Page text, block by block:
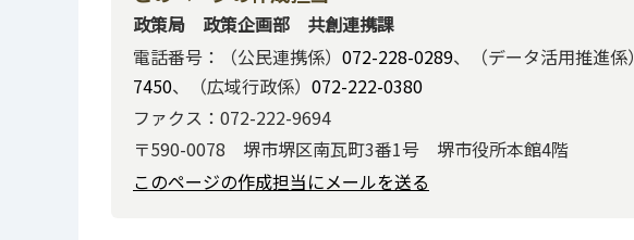
政策局 政策企画部 共創連携課
電話番号：（公民連携係） 072-228-0289、（データ活用推進係）
7450、（広域行政係） 072-222-0380
ファクス：072-222-9694
〒590-0078 堺市堺区南瓦町3番1号 堺市役所本館4階
このページの作成担当にメールを送る